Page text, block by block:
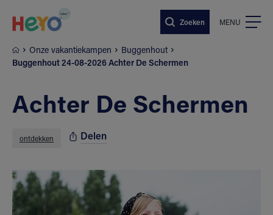
Zoeken MENU
Onze vakantiekampen
Buggenhout
Buggenhout 24-08-2026 Achter De Schermen
Achter De Schermen
ontdekken Delen